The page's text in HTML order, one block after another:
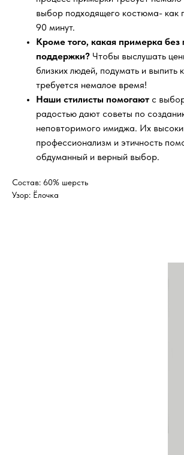
выбор подходящего костюма- как
90 минут.
Кроме того, какая примерка без
поддержки? Чтобы выслушать
близких людей, подумать и выпить
требуется немалое время!
Наши стилисты помогают с
радостью дают советы по
неповторимого имиджа. Их
профессионализм и этичность
обдуманный и верный выбор.
Состав: 60% шерсть
Узор: Ёлочка